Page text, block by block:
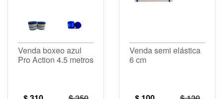
Venda boxeo azul
Pro Action 4.5 metros
Venda semi elástica
6 cm